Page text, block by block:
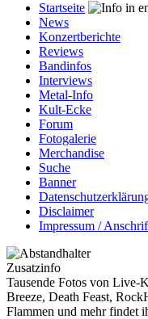
Startseite
News
Konzertberichte
Reviews
Bandinfos
Interviews
Metal-Info
Kult-Ecke
Forum
Fotogalerie
Merchandise
Suche
Banner
Disclaimer
Impressum /
Zusatzinfo
Tausende Fotos von Live-
Breeze, Death Feast,
Flammen und mehr findet